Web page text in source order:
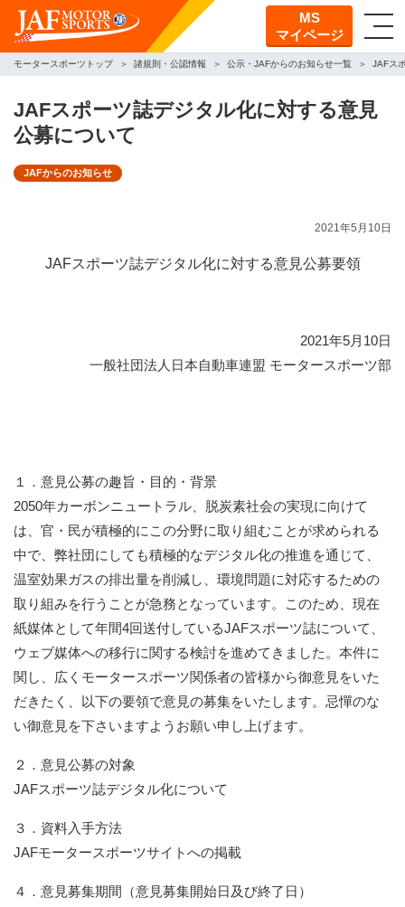
MS
マイページ
モータースポーツトップ 諸規則・公認情報 公示・JAFからのお知らせ一覧 JAFス
JAFスポーツ誌デジタル化に対する意見
公募について
JAFからのお知らせ
2021年5月10日
JAFスポーツ誌デジタル化に対する意見公募要領
2021年5月10日
一般社団法人日本自動車連盟 モータースポーツ部
１．意見公募の趣旨・目的・背景
2050年カーボンニュートラル、脱炭素社会の実現に向けて
は、官・民が積極的にこの分野に取り組むことが求められる
中で、弊社団にしても積極的なデジタル化の推進を通じて、
温室効果ガスの排出量を削減し、環境問題に対応するための
取り組みを行うことが急務となっています。このため、現在
紙媒体として年間4回送付しているJAFスポーツ誌について、
ウェブ媒体への移行に関する検討を進めてきました。本件に
関し、広くモータースポーツ関係者の皆様から御意見をいた
だきたく、以下の要領で意見の募集をいたします。忌憚のな
い御意見を下さいますようお願い申し上げます。
２．意見公募の対象
JAFスポーツ誌デジタル化について
３．資料入手方法
JAFモータースポーツサイトへの掲載
４．意見募集期間（意見募集開始日及び終了日）